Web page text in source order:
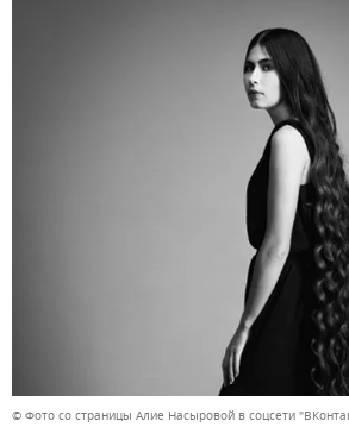
© Фото со страницы Алие Насыровой в соцсети